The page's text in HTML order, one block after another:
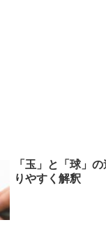
「玉」と「球」
りやすく解釈